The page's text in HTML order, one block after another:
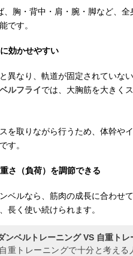
、胸・背中・肩・腕・脚など、
です。
効かせやすい
異なり、軌道が固定されていな
ルフライでは、大胸筋を大きく
を取りながら行うため、体幹や
す。
さ（負荷）を調節できる
ベルなら、筋肉の成長に合わせ
長く使い続けられます。
ンベルトレーニング VS 自重トレ
重トレーニングで十分と考え